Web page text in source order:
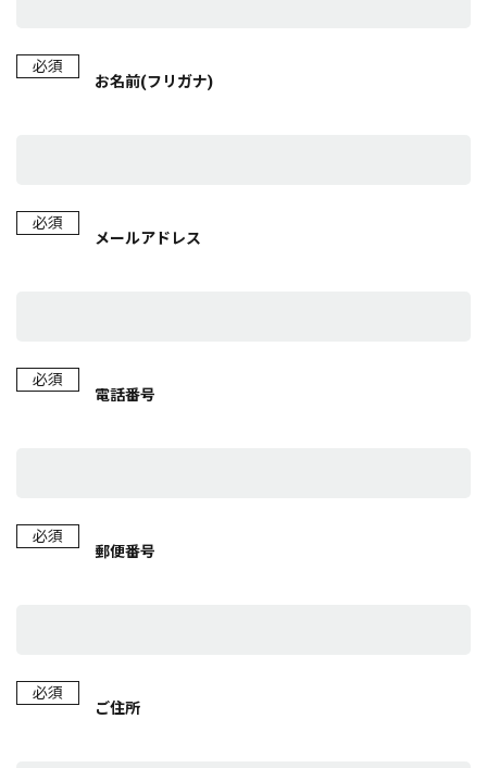
必須
お名前(フリガナ)
必須
メールアドレス
必須
電話番号
必須
郵便番号
必須
ご住所